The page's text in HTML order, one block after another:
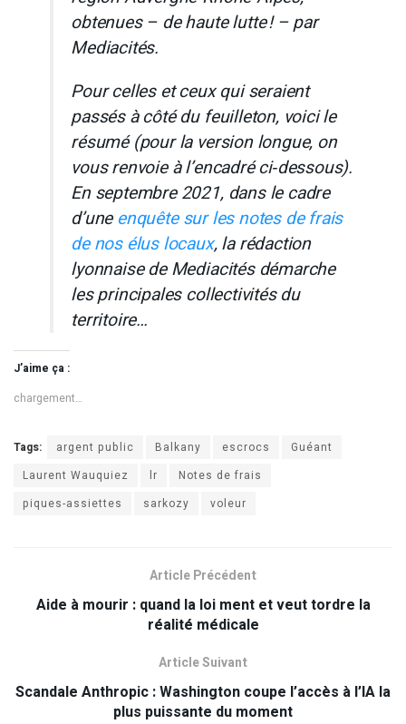
obtenues – de haute lutte ! – par
Mediacités.
Pour celles et ceux qui seraient
passés à côté du feuilleton, voici le
résumé (pour la version longue, on
vous renvoie à l’encadré ci‐dessous).
En septembre 2021, dans le cadre
d’une enquête sur les notes de frais
de nos élus locaux, la rédaction
lyonnaise de Mediacités démarche
les principales collectivités du
territoire…
J’aime ça :
chargement…
Tags: argent public Balkany escrocs
Guéant
Laurent Wauquiez
lr
Notes de frais
piques-assiettes
sarkozy voleur
Article Précédent
Aide à mourir : quand la loi ment et veut tordre la
réalité médicale
Article Suivant
Scandale Anthropic : Washington coupe l’accès à l’IA la
plus puissante du moment